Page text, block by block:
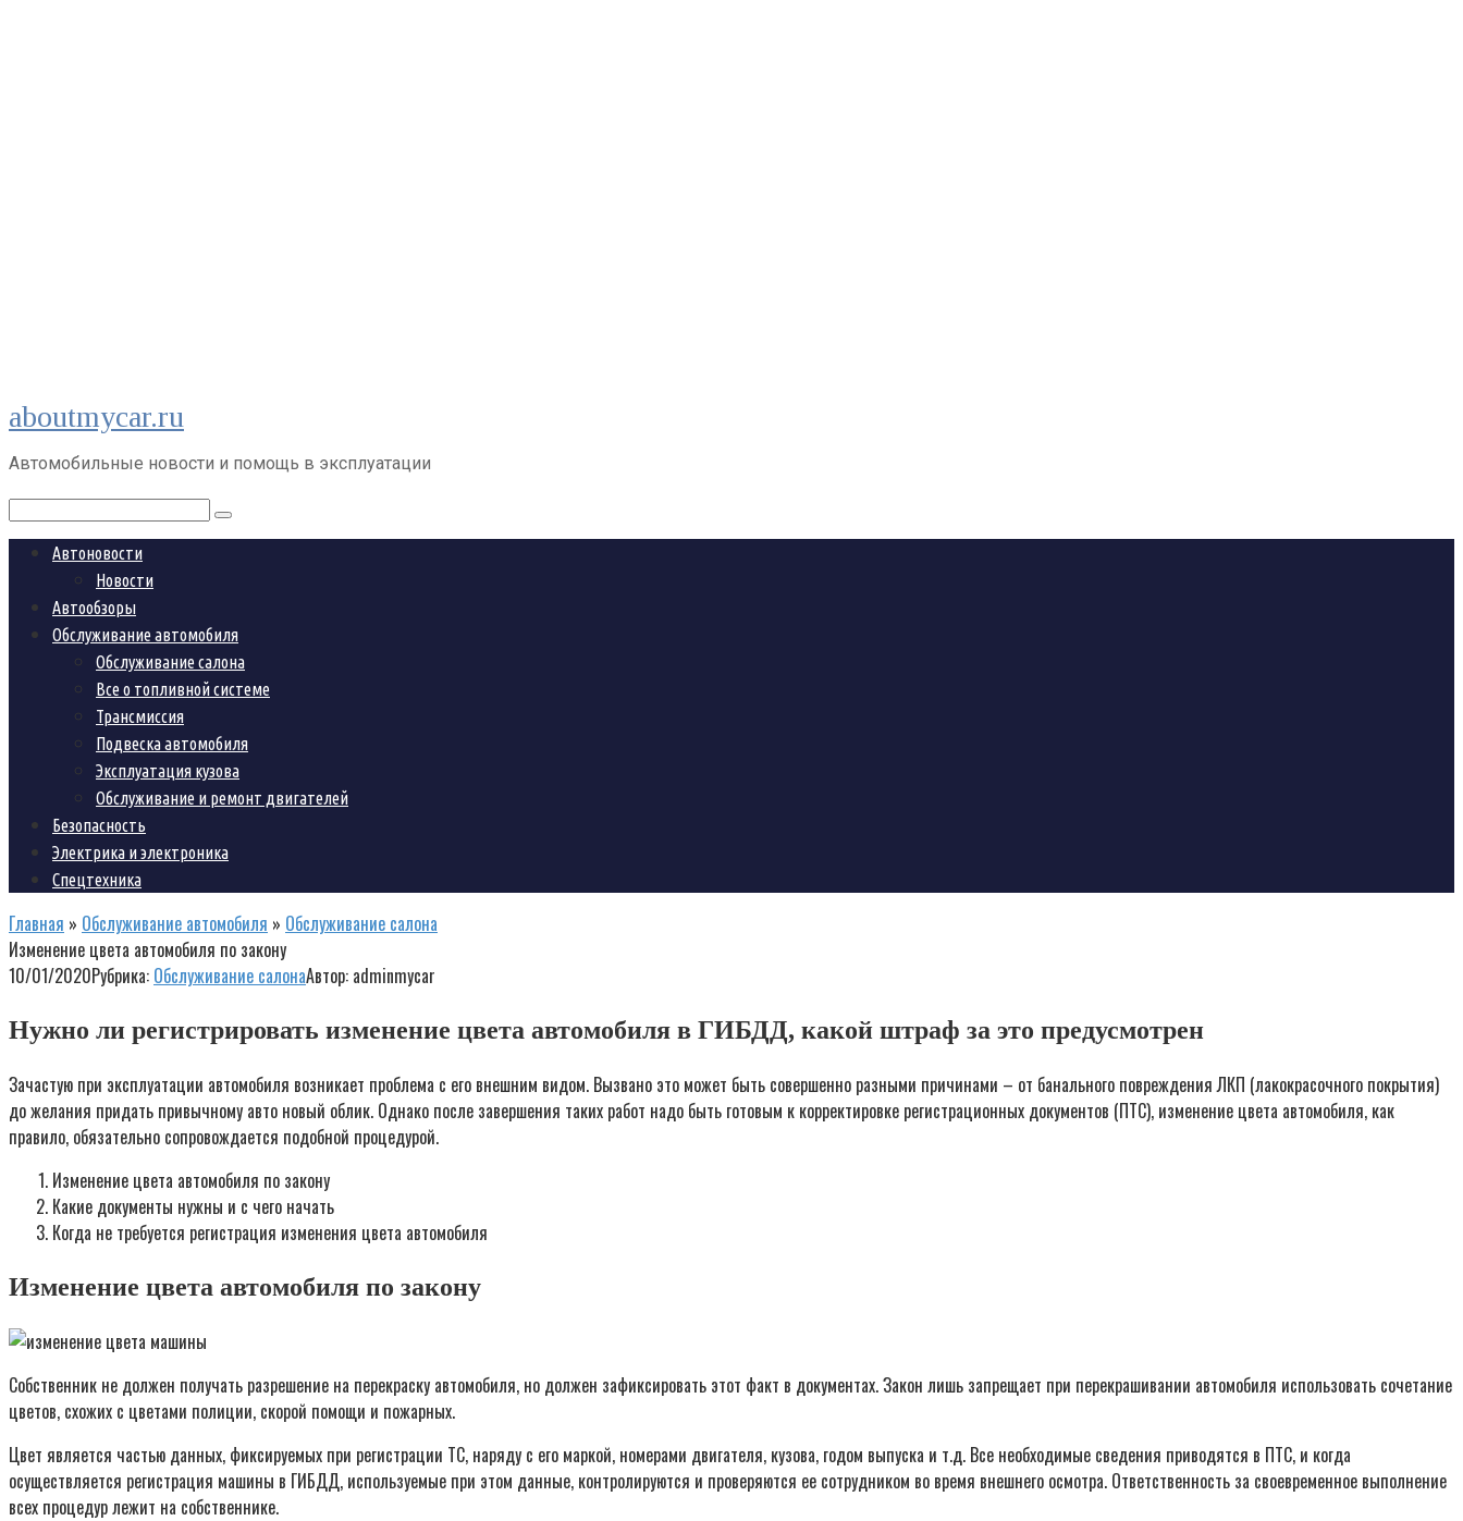
Перейти
к
контенту
aboutmycar.ru
Автомобильные новости и помощь в эксплуатации
Поиск:
Автоновости
Новости
Автообзоры
Обслуживание автомобиля
Обслуживание салона
Все о топливной системе
Трансмиссия
Подвеска автомобиля
Эксплуатация кузова
Обслуживание и ремонт двигателей
Безопасность
Электрика и электроника
Спецтехника
Главная » Обслуживание автомобиля » Обслуживание салона
Изменение цвета автомобиля по закону
10/01/2020Рубрика: Обслуживание салонаАвтор: adminmycar
Нужно ли регистрировать изменение цвета автомобиля в ГИБДД, какой штраф за это предусмотрен
Зачастую при эксплуатации автомобиля возникает проблема с его внешним видом. Вызвано это может быть совершенно разными причинами – от банального повреждения ЛКП (лакокрасочного покрытия)
до желания придать привычному авто новый облик. Однако после завершения таких работ надо быть готовым к корректировке регистрационных документов (ПТС), изменение цвета автомобиля, как
правило, обязательно сопровождается подобной процедурой.
Изменение цвета автомобиля по закону
Какие документы нужны и с чего начать
Когда не требуется регистрация изменения цвета автомобиля
Изменение цвета автомобиля по закону
Собственник не должен получать разрешение на перекраску автомобиля, но должен зафиксировать этот факт в документах. Закон лишь запрещает при перекрашивании автомобиля использовать сочетание
цветов, схожих с цветами полиции, скорой помощи и пожарных.
Цвет является частью данных, фиксируемых при регистрации ТС, наряду с его маркой, номерами двигателя, кузова, годом выпуска и т.д. Все необходимые сведения приводятся в ПТС, и когда
осуществляется регистрация машины в ГИБДД, используемые при этом данные, контролируются и проверяются ее сотрудником во время внешнего осмотра. Ответственность за своевременное выполнение
всех процедур лежит на собственнике.